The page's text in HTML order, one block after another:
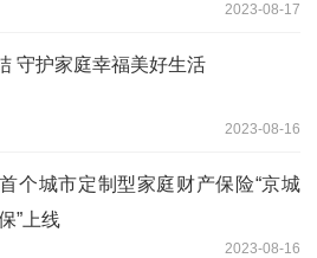
2023-08-17
守护家庭幸福美好生活
2023-08-16
个城市定制型家庭财产保险“京城
”上线
2023-08-16